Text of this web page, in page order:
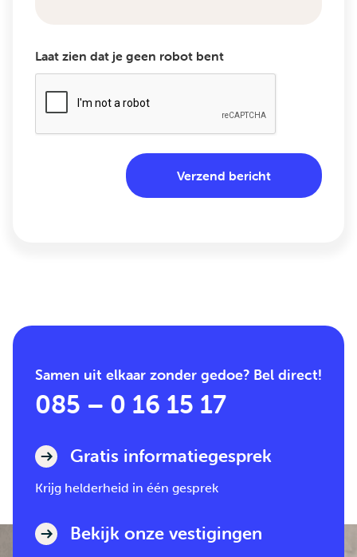
Laat zien dat je geen robot bent
Samen uit elkaar zonder gedoe? Bel direct!
085 – 0 16 15 17
Gratis informatiegesprek
Krijg helderheid in één gesprek
Bekijk onze vestigingen